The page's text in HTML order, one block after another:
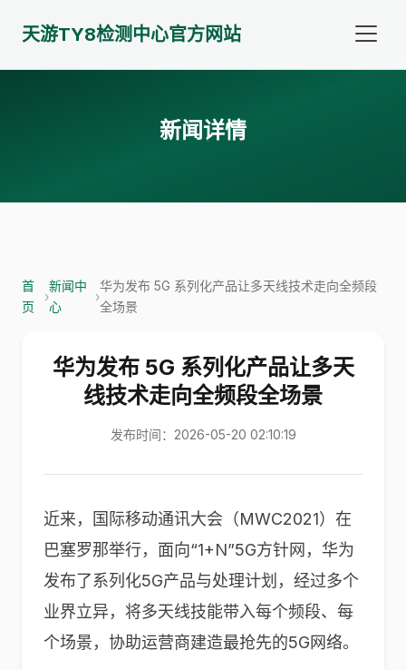
天游TY8检测中心官方网站
新闻详情
首
页
›
新闻中
心
›
华为发布 5G 系列化产品让多天线技术走向全频段
全场景
华为发布 5G 系列化产品让多天
线技术走向全频段全场景
发布时间：2026-05-20 02:10:19
近来，国际移动通讯大会（MWC2021）在
巴塞罗那举行，面向“1+N”5G方针网，华为
发布了系列化5G产品与处理计划，经过多个
业界立异，将多天线技能带入每个频段、每
个场景，协助运营商建造最抢先的5G网络。